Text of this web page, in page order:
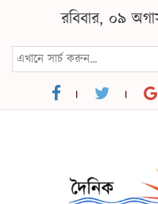
রবিবার, ০৯